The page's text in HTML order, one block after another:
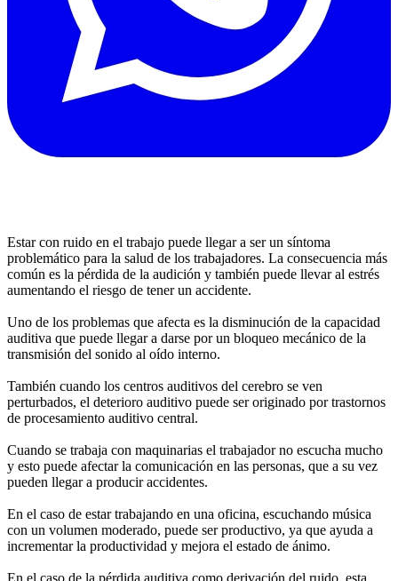
Estar con ruido en el trabajo puede llegar a ser un síntoma
problemático para la salud de los trabajadores. La consecuencia más
común es la pérdida de la audición y también puede llevar al estrés
aumentando el riesgo de tener un accidente.
Uno de los problemas que afecta es la disminución de la capacidad
auditiva que puede llegar a darse por un bloqueo mecánico de la
transmisión del sonido al oído interno.
También cuando los centros auditivos del cerebro se ven
perturbados, el deterioro auditivo puede ser originado por trastornos
de procesamiento auditivo central.
Cuando se trabaja con maquinarias el trabajador no escucha mucho
y esto puede afectar la comunicación en las personas, que a su vez
pueden llegar a producir accidentes.
En el caso de estar trabajando en una oficina, escuchando música
con un volumen moderado, puede ser productivo, ya que ayuda a
incrementar la productividad y mejora el estado de ánimo.
En el caso de la pérdida auditiva como derivación del ruido, esta